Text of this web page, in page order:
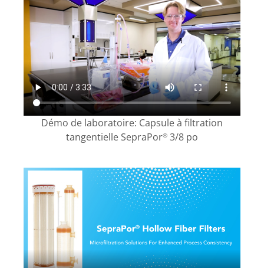
Démo de laboratoire: Capsule à filtration
tangentielle SepraPor® 3/8 po